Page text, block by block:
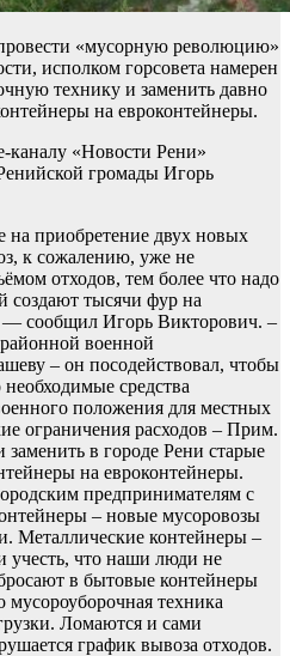
«мусорную революцию»
исполком горсовета намерен
технику и заменить давно
на евроконтейнеры.
каналу «Новости Рени»
громады Игорь
приобретение двух новых
к сожалению, уже не
отходов, тем более что надо
создают тысячи фур на
сообщил Игорь Викторович. –
военной
– он посодействовал, чтобы
средства
положения для местных
ограничения расходов – Прим.
в городе Рени старые
на евроконтейнеры.
предпринимателям с
– новые мусоровозы
Металлические контейнеры –
учесть, что наши люди не
в бытовые контейнеры
мусороуборочная техника
Ломаются и сами
график вывоза отходов.